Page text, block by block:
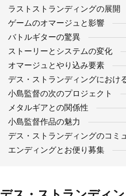
ラストストランディングの展開
ゲームのオマージュと影響
バトルギターの驚異
ストーリーとシステムの変化
オマージュとやり込み要素
デス・ストランディングにおけ
小島監督の次のプロジェクト
メタルギアとの関係性
小島監督作品の魅力
デス・ストランディングのコミ
エンディングとお便り募集